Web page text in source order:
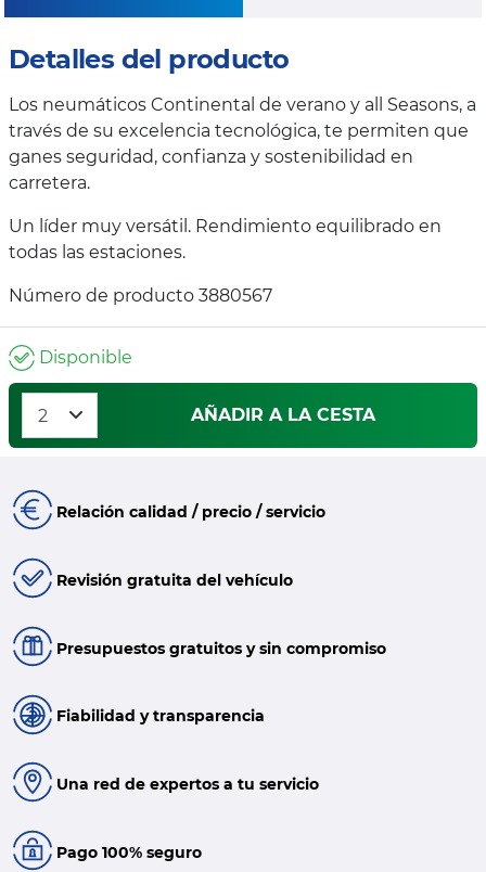
Detalles del producto
Los neumáticos Continental de verano y all Seasons, a
través de su excelencia tecnológica, te permiten que
ganes seguridad, confianza y sostenibilidad en
carretera.
Un líder muy versátil. Rendimiento equilibrado en
todas las estaciones.
Número de producto 3880567
Disponible
AÑADIR A LA CESTA
Relación calidad / precio / servicio
Revisión gratuita del vehículo
Presupuestos gratuitos y sin compromiso
Fiabilidad y transparencia
Una red de expertos a tu servicio
Pago 100% seguro